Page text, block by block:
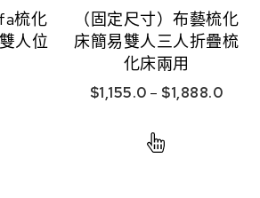
梳化
人位
（固定尺寸）布藝梳化
床簡易雙人三人折疊梳
化床兩用
$1,155.0 – $1,888.0